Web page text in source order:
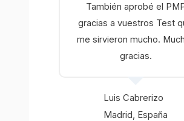
También aprobé el
gracias a vuestros Test
me sirvieron mucho.
gracias.
Luis Cabrerizo
Madrid, España